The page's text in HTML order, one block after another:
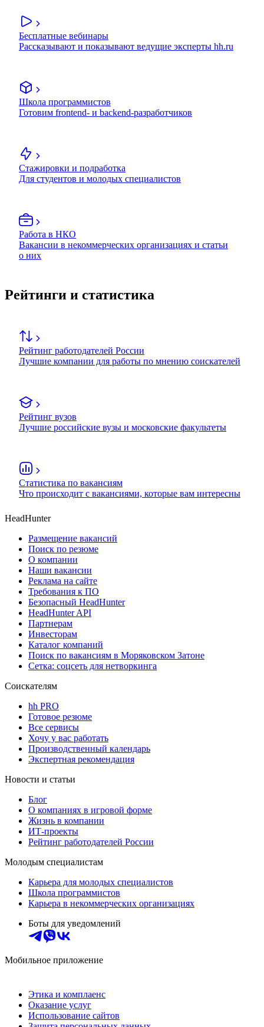
Бесплатные вебинары
Рассказывают и показывают ведущие эксперты hh.ru
Школа программистов
Готовим frontend- и backend-разработчиков
Стажировки и подработка
Для студентов и молодых специалистов
Работа в НКО
Вакансии в некоммерческих организациях и статьи
о них
Рейтинги и статистика
Рейтинг работодателей России
Лучшие компании для работы по мнению соискателей
Рейтинг вузов
Лучшие российские вузы и московские факультеты
Статистика по вакансиям
Что происходит с вакансиями, которые вам интересны
HeadHunter
Размещение вакансий
Поиск по резюме
О компании
Наши вакансии
Реклама на сайте
Требования к ПО
Безопасный HeadHunter
HeadHunter API
Партнерам
Инвесторам
Каталог компаний
Поиск по вакансиям в Моряковском Затоне
Сетка: соцсеть для нетворкинга
Соискателям
hh PRO
Готовое резюме
Все сервисы
Хочу у вас работать
Производственный календарь
Экспертная рекомендация
Новости и статьи
Блог
О компаниях в игровой форме
Жизнь в компании
ИТ-проекты
Рейтинг работодателей России
Молодым специалистам
Карьера для молодых специалистов
Школа программистов
Карьера в некоммерческих организациях
Боты для уведомлений
Мобильное приложение
Этика и комплаенс
Оказание услуг
Использование сайтов